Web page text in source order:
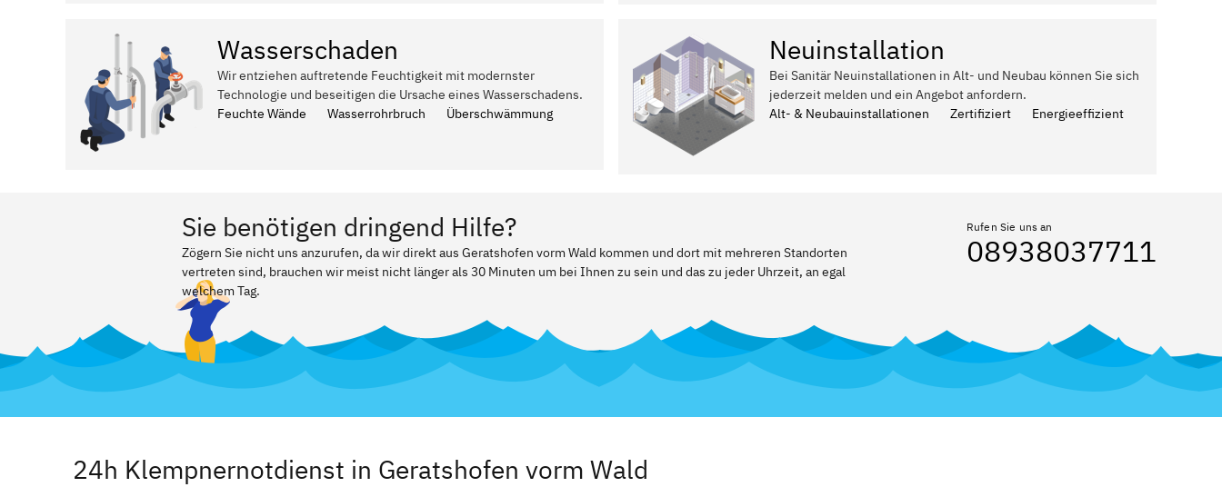
Wasserschaden
Wir entziehen auftretende Feuchtigkeit mit modernster
Technologie und beseitigen die Ursache eines Wasserschadens.
Feuchte Wände
Wasserrohrbruch Überschwämmung
Neuinstallation
Bei Sanitär Neuinstallationen in Alt- und Neubau können Sie sich
jederzeit melden und ein Angebot anfordern.
Alt- & Neubauinstallationen
Zertifiziert Energieeffizient
Sie benötigen dringend Hilfe?
Zögern Sie nicht uns anzurufen, da wir direkt aus Geratshofen vorm Wald kommen und dort mit mehreren Standorten
vertreten sind, brauchen wir meist nicht länger als 30 Minuten um bei Ihnen zu sein und das zu jeder Uhrzeit, an egal
welchem Tag.
Rufen Sie uns an
08938037711
24h Klempnernotdienst in Geratshofen vorm Wald